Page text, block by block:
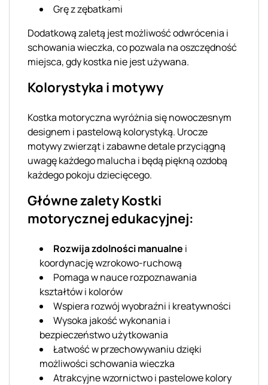
Grę z zębatkami
Dodatkową zaletą jest możliwość odwrócenia i
schowania wieczka, co pozwala na oszczędność
miejsca, gdy kostka nie jest używana.
Kolorystyka i motywy
Kostka motoryczna wyróżnia się nowoczesnym
designem i pastelową kolorystyką. Urocze
motywy zwierząt i zabawne detale przyciągną
uwagę każdego malucha i będą piękną ozdobą
każdego pokoju dziecięcego.
Główne zalety Kostki
motorycznej edukacyjnej:
Rozwija zdolności manualne i
koordynację wzrokowo-ruchową
Pomaga w nauce rozpoznawania
kształtów i kolorów
Wspiera rozwój wyobraźni i kreatywności
Wysoka jakość wykonania i
bezpieczeństwo użytkowania
Łatwość w przechowywaniu dzięki
możliwości schowania wieczka
Atrakcyjne wzornictwo i pastelowe kolory